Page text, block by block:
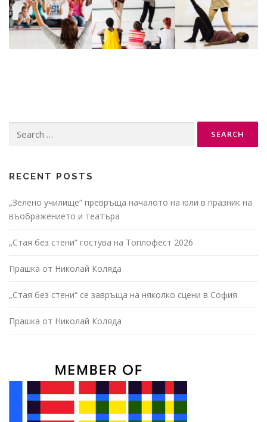
for:
RECENT POSTS
„Зелено училище“ превръща началото на юли в празник на
въображението и театъра
„Стая без стени“ гостува на Топлофест 2026
Прашка от Николай Коляда
„Стая без стени“ се завръща на няколко сцени в София
Прашка от Николай Коляда